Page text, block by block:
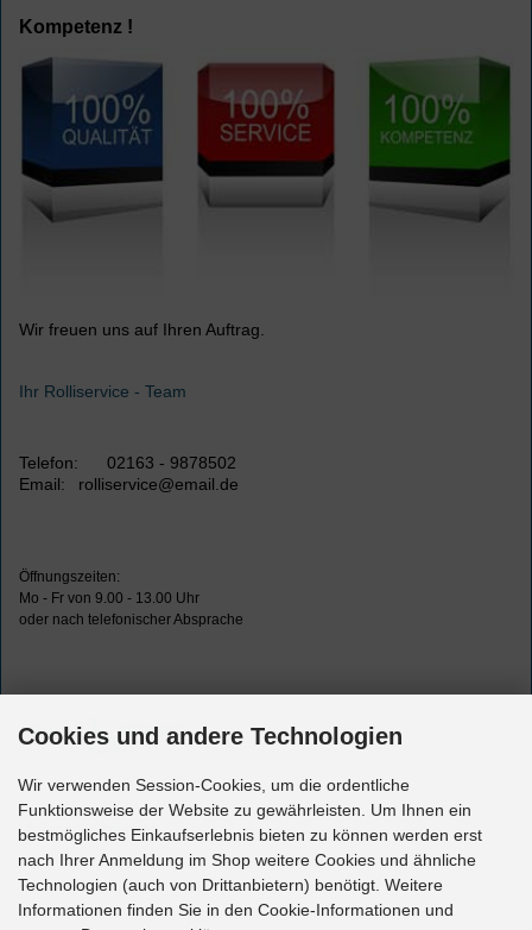
Kompetenz !
Wir freuen uns auf Ihren Auftrag.
Ihr Rolliservice - Team
Telefon:
Email:
02163 - 9878502
rolliservice@email.de
Öffnungszeiten:
Mo - Fr von 9.00 - 13.00 Uhr
oder nach telefonischer Absprache
Versandbedingungen
Datenschutz
Cookies und andere Technologien
Wir verwenden Session-Cookies, um die ordentliche
Funktionsweise der Website zu gewährleisten. Um Ihnen ein
bestmögliches Einkaufserlebnis bieten zu können werden erst
nach Ihrer Anmeldung im Shop weitere Cookies und ähnliche
Technologien (auch von Drittanbietern) benötigt. Weitere
Informationen finden Sie in den Cookie-Informationen und